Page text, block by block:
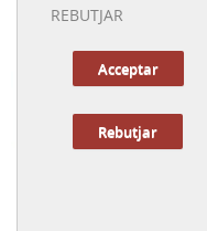
REBUTJAR
Acceptar
Rebutjar